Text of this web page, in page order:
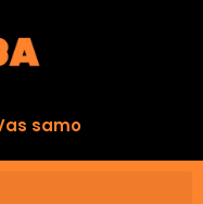
samo